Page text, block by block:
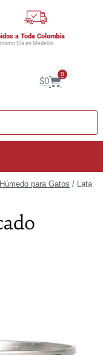
a Toda Colombia
Día en Medellín
$0
0
Húmedo para Gatos / Lata